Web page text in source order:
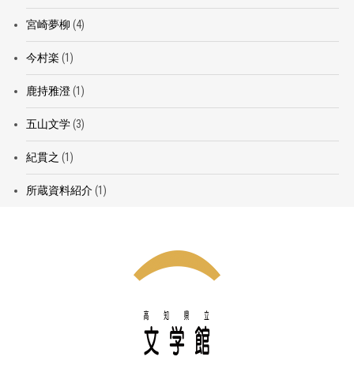
宮崎夢柳 (4)
今村楽 (1)
鹿持雅澄(1)
五山文学(3)
紀貫之 (1)
所蔵資料紹介(1)